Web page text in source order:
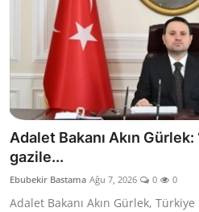
Adalet Bakanı Akın
gazile...
Ebubekir Bastama Ağu 7, 2026 0 0
Adalet Bakanı Akın Gürlek,